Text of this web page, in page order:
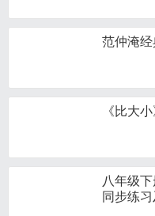
范仲淹经
《比大
八年级
同步练